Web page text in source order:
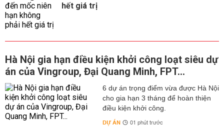
hết giá trị
Hà Nội gia hạn điều kiện khởi công loạt siêu dự
án của Vingroup, Đại Quang Minh, FPT...
6 dự án trọng điểm vừa được Hà Nội
cho gia hạn 3 tháng để hoàn thiện
điều kiện khởi công.
DỰ ÁN 01 phút trước